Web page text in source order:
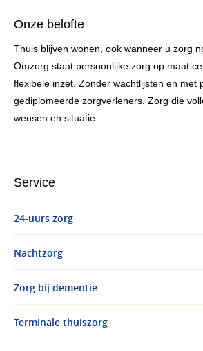
Onze belofte
Thuis blijven wonen, ook wanneer u zorg
Omzorg staat persoonlijke zorg op maat
flexibele inzet. Zonder wachtlijsten en met
gediplomeerde zorgverleners. Zorg die
wensen en situatie.
Service
24-uurs zorg
Nachtzorg
Zorg bij dementie
Terminale thuiszorg